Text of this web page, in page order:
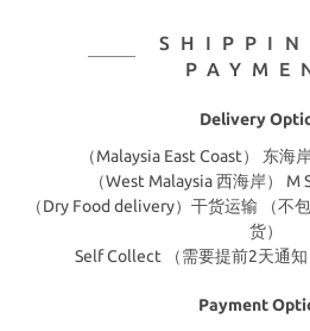
Delivery
（Malaysia East Coast） 东海
（West Malaysia 西海岸） M
（Dry Food delivery）干货运输 （不
货）
Self Collect （需要提前2天通知
Payment